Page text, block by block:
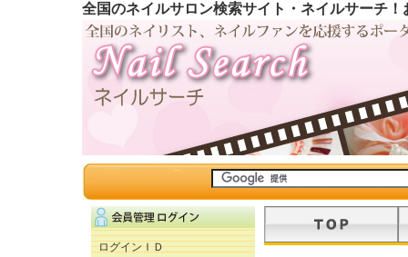
全国のネイルサロン検索サイト・ネイルサーチ
ログインＩＤ